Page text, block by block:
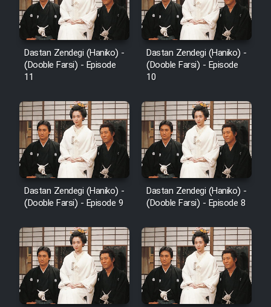
Dastan Zendegi (Haniko) -
(Dooble Farsi) - Episode
11
Dastan Zendegi (Haniko) -
(Dooble Farsi) - Episode
10
Dastan Zendegi (Haniko) -
(Dooble Farsi) - Episode 9
Dastan Zendegi (Haniko) -
(Dooble Farsi) - Episode 8